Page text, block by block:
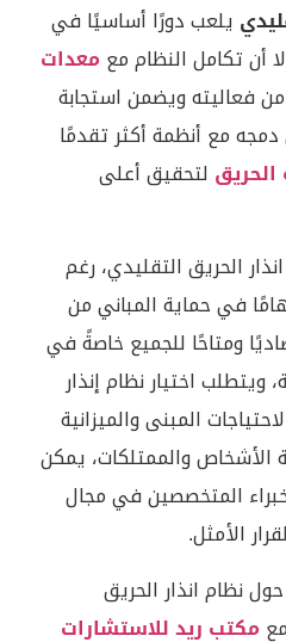
يلعب دورًا أساسيًا في
أن تكامل النظام معمعدات
من فعاليته ويضمن استجابة
مع أنظمة أكثر تقدمًا
الحريق لتحقيق أعلى
الحريق التقليدي، رغم
في حماية المباني من
ومتاحًا للجميع خاصةً في
ويتطلب اختيار نظام إنذار
المبنى والميزانية
الأشخاص والممتلكات، يمكن
المتخصصين في مجال
الأمثل.
نظام انذار الحريق
مكتب ريد للاستشارات